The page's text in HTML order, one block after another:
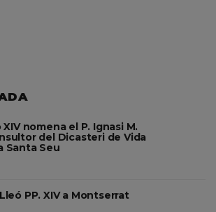
nomena el P. Ignasi M.
del Dicasteri de Vida
Santa Seu
PP. XIV a Montserrat